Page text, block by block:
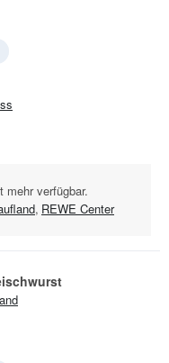
mehr verfügbar.
, REWE Center